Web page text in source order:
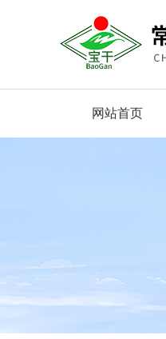
网站首页